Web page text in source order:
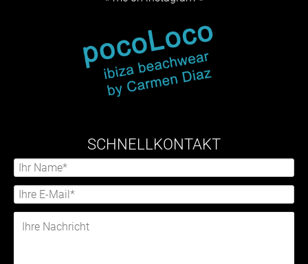
SCHNELLKONTAKT